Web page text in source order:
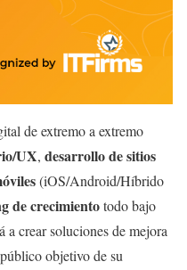
de extremo a extremo
UX, desarrollo de sitios
(iOS/Android/Híbrido
de crecimientotodo bajo
a crear soluciones de mejora
objetivo de su